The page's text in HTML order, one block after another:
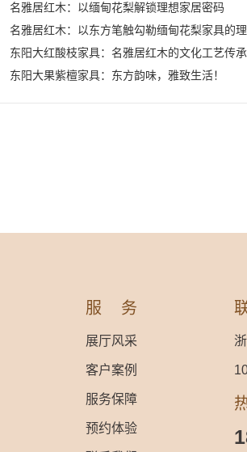
名雅居红木：以缅甸花梨解锁理想家居密码
名雅居红木：以东方笔触勾勒缅甸花梨家具的
东阳大红酸枝家具：名雅居红木的文化工艺传承
东阳大果紫檀家具：东方韵味，雅致生活！
服务
展厅风采
客户案例
服务保障
预约体验